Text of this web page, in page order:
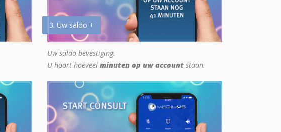
3. Uw saldo +
Uw saldo bevestiging.
U hoort hoeveel minuten op uw account staan.